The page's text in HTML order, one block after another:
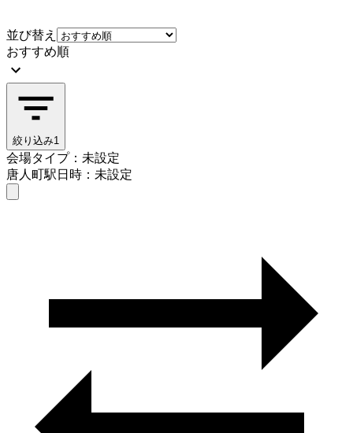
並び替え
おすすめ順
絞り込み1
会場タイプ：未設定
唐人町駅日時：未設定